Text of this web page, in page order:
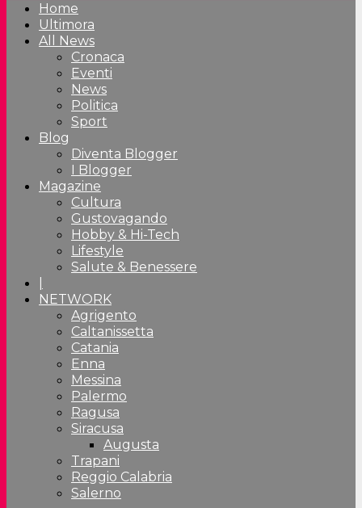
Home
Ultimora
All News
Cronaca
Eventi
News
Politica
Sport
Blog
Diventa Blogger
I Blogger
Magazine
Cultura
Gustovagando
Hobby & Hi-Tech
Lifestyle
Salute & Benessere
NETWORK
Agrigento
Caltanissetta
Catania
Enna
Messina
Palermo
Ragusa
Siracusa
Augusta
Trapani
Reggio Calabria
Salerno